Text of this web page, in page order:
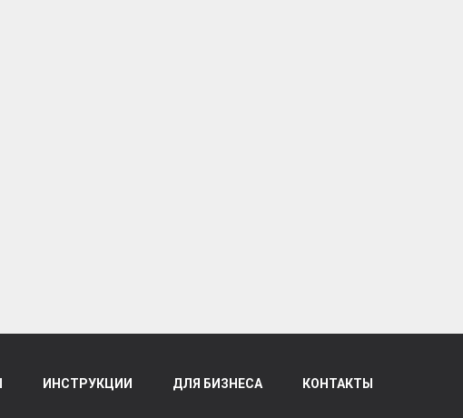
ИНСТРУКЦИИ ДЛЯ БИЗНЕСА КОНТАКТЫ